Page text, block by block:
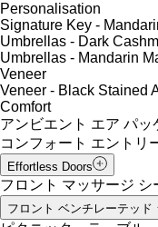
Personalisation
Signature Key -
Umbrellas - Dark
Umbrellas - Mandarin
Veneer
Veneer - Black Stained
Comfort
アンビエント エア パッ
コンフォート エントリ
Effortless Doors
フロント マッサージ シ
フロント ベンチレーテッド